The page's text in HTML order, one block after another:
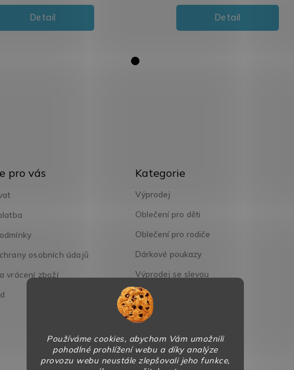
Používáme cookies, abychom Vám umožnili
pohodlné prohlížení webu a díky analýze
provozu webu neustále zlepšovali jeho funkce,
Detail Detail
pro vás
osobních údajů
vrácení zboží
kategorie
Kategorie
Výprodej
Oblečení pro děti
Oblečení pro rodiče
Dárkové poukazy
Výprodej se slevou
Copyright 2026BaBy-smile.cz. Všechna práva vyhrazena.